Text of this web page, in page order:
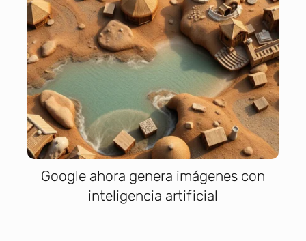
Google ahora genera imágenes con
inteligencia artificial